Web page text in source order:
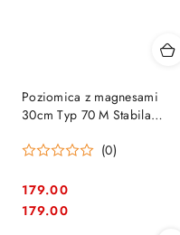
Poziomica z magnesami
30cm Typ 70 M Stabila
(0)
Cena:
179.00
Cena:
179.00